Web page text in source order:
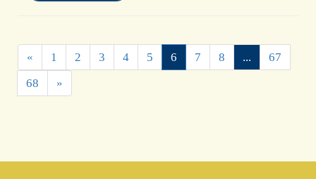
« 1 2 3 4 5 6 7 8 ...
67
68
»